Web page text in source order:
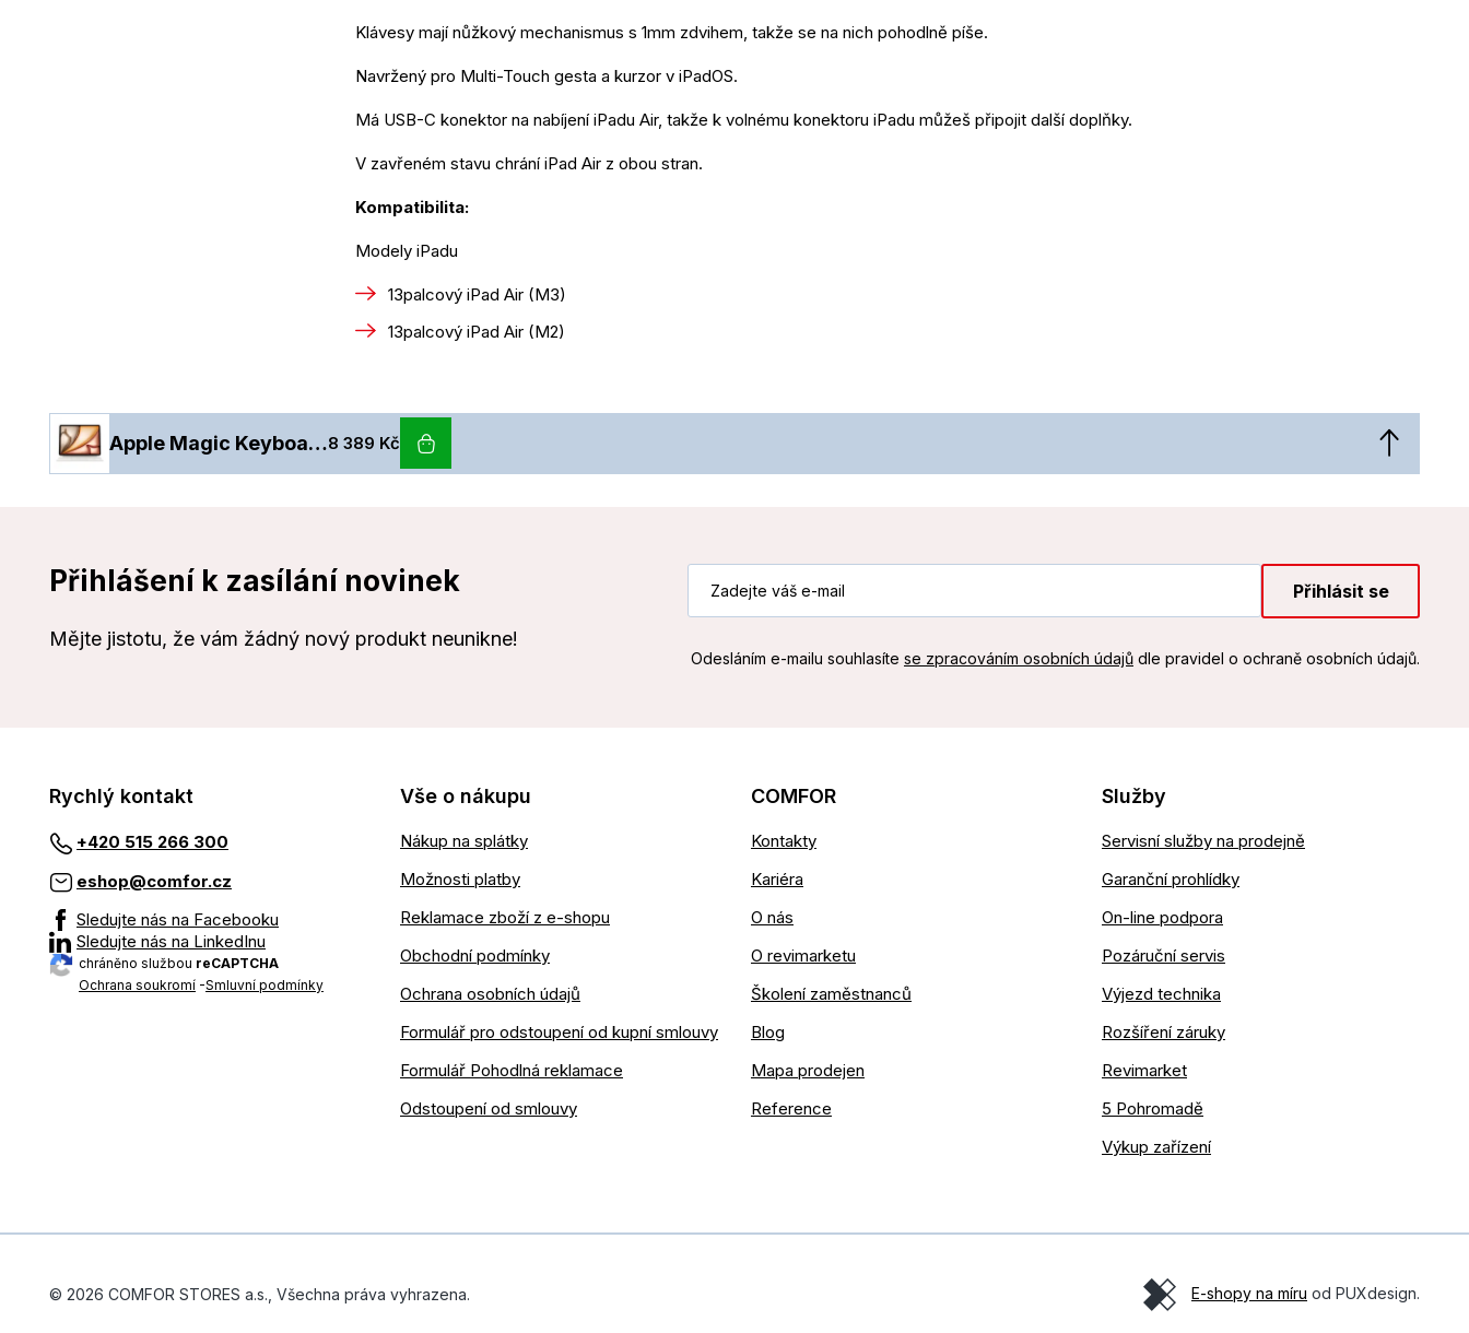
Klávesy mají nůžkový mechanismus s 1mm zdvihem, takže se na nich pohodlně píše.
Navržený pro Multi-Touch gesta a kurzor v iPadOS.
Má USB-C konektor na nabíjení iPadu Air, takže k volnému konektoru iPadu můžeš připojit další doplňky.
V zavřeném stavu chrání iPad Air z obou stran.
Kompatibilita:
Modely iPadu
13palcový iPad Air (M3)
13palcový iPad Air (M2)
Apple Magic Keyboard k 13" iPadu Air (M3)- anglický (mezinárodní) - bílý8 389 Kč
Přihlášení k zasílání novinek
Mějte jistotu, že vám žádný nový produkt neunikne!
Přihlásit se
Odesláním e-mailu souhlasíte se zpracováním osobních údajůdle pravidel o ochraně osobních údajů.
Rychlý kontakt
+420 515 266 300
eshop@comfor.cz
Sledujte nás na Facebooku
Sledujte nás na LinkedInu
chráněno službou reCAPTCHA
Ochrana soukromí -Smluvní podmínky
Vše o nákupu
Nákup na splátky
Možnosti platby
Reklamace zboží z e-shopu
Obchodní podmínky
Ochrana osobních údajů
Formulář pro odstoupení od kupní smlouvy
Formulář Pohodlná reklamace
Odstoupení od smlouvy
COMFOR
Kontakty
Kariéra
O nás
O revimarketu
Školení zaměstnanců
Blog
Mapa prodejen
Reference
Služby
Servisní služby na prodejně
Garanční prohlídky
On-line podpora
Pozáruční servis
Výjezd technika
Rozšíření záruky
Revimarket
5 Pohromadě
Výkup zařízení
© 2026 COMFOR STORES a.s., Všechna práva vyhrazena. E-shopy na míru od PUXdesign.